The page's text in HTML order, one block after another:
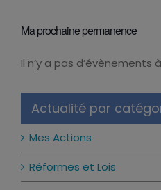
Actualité par
Mes Actions
Réformes et Lois